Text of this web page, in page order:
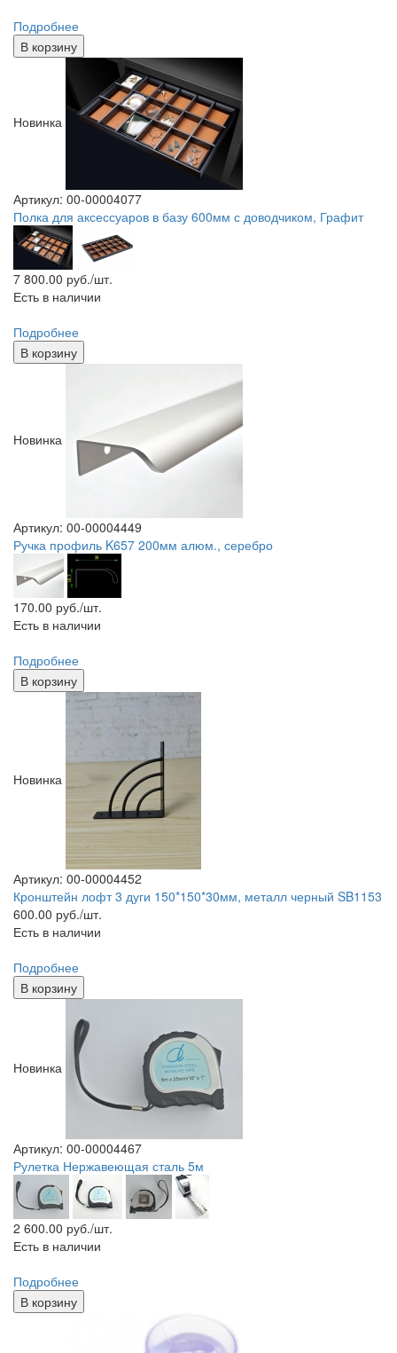
Подробнее
В корзину
Новинка
Артикул: 00-00004077
Полка для аксессуаров в базу 600мм с доводчиком, Графит
7 800.00 руб./шт.
Есть в наличии
Подробнее
В корзину
Новинка
Артикул: 00-00004449
Ручка профиль K657 200мм алюм., серебро
170.00 руб./шт.
Есть в наличии
Подробнее
В корзину
Новинка
Артикул: 00-00004452
Кронштейн лофт 3 дуги 150*150*30мм, металл черный SB1153
600.00 руб./шт.
Есть в наличии
Подробнее
В корзину
Новинка
Артикул: 00-00004467
Рулетка Нержавеющая сталь 5м
2 600.00 руб./шт.
Есть в наличии
Подробнее
В корзину